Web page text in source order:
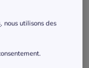
, nous utilisons des